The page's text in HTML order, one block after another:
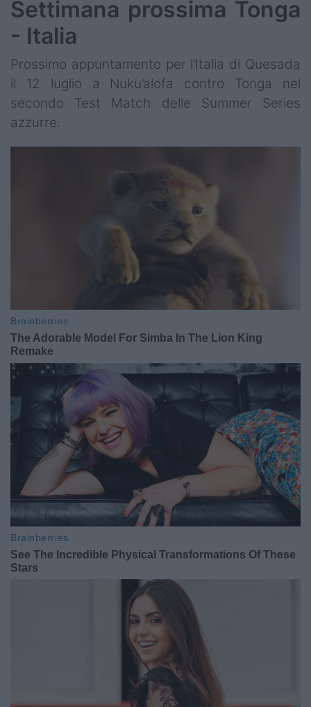
Settimana prossima Tonga
- Italia
Prossimo appuntamento per l’Italia di Quesada
il 12 luglio a Nuku’alofa contro Tonga nel
secondo Test Match delle Summer Series
azzurre.